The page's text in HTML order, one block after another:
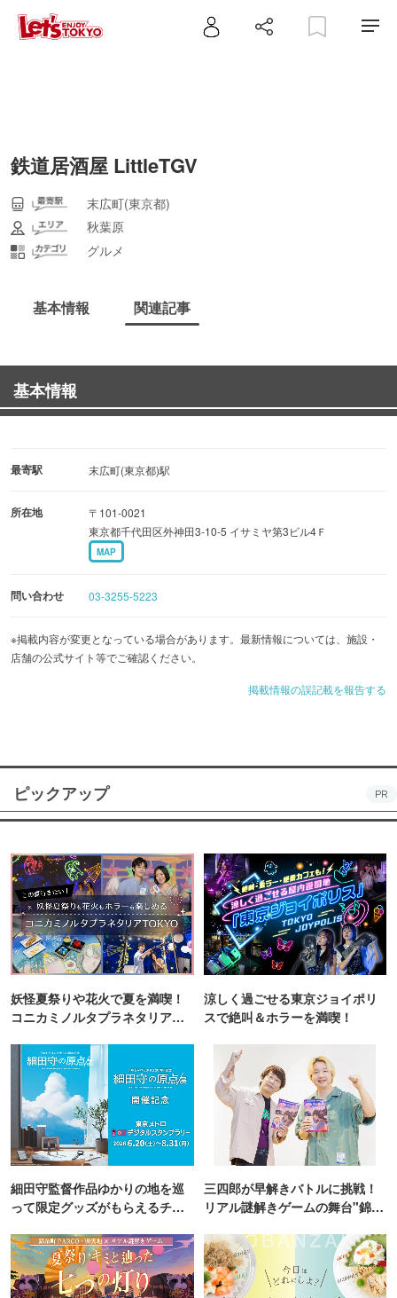
鉄道居酒屋 LittleTGV
末広町(東京都)
秋葉原
グルメ
基本情報 関連記事
基本情報
最寄駅 末広町(東京都)駅
所在地
〒101-0021
東京都千代田区外神田3-10-5 イサミヤ第3ビル4Ｆ
MAP
問い合わせ 03-3255-5223
※掲載内容が変更となっている場合があります。最新情報については、施設・
店舗の公式サイト等でご確認ください。
掲載情報の誤記載を報告する
ピックアップ PR
妖怪夏祭りや花火で夏を満喫！
コニカミノルタプラネタリア
涼しく過ごせる東京ジョイポリ
スで絶叫＆ホラーを満喫！
細田守監督作品ゆかりの地を巡
って限定グッズがもらえるチャ
三四郎が早解きバトルに挑戦！
リアル謎解きゲームの舞台"錦糸